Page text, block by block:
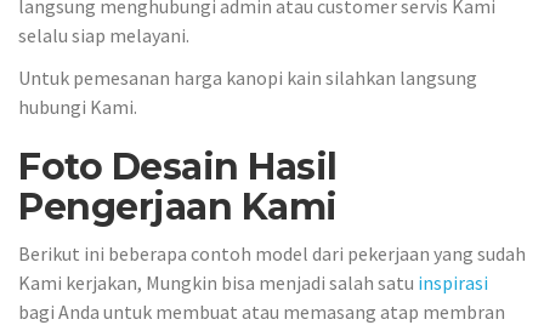
langsung menghubungi admin atau customer servis Kami
selalu siap melayani.
Untuk pemesanan harga kanopi kain silahkan langsung
hubungi Kami.
Foto Desain Hasil
Pengerjaan Kami
Berikut ini beberapa contoh model dari pekerjaan yang sudah
Kami kerjakan, Mungkin bisa menjadi salah satu inspirasi
bagi Anda untuk membuat atau memasang atap membran